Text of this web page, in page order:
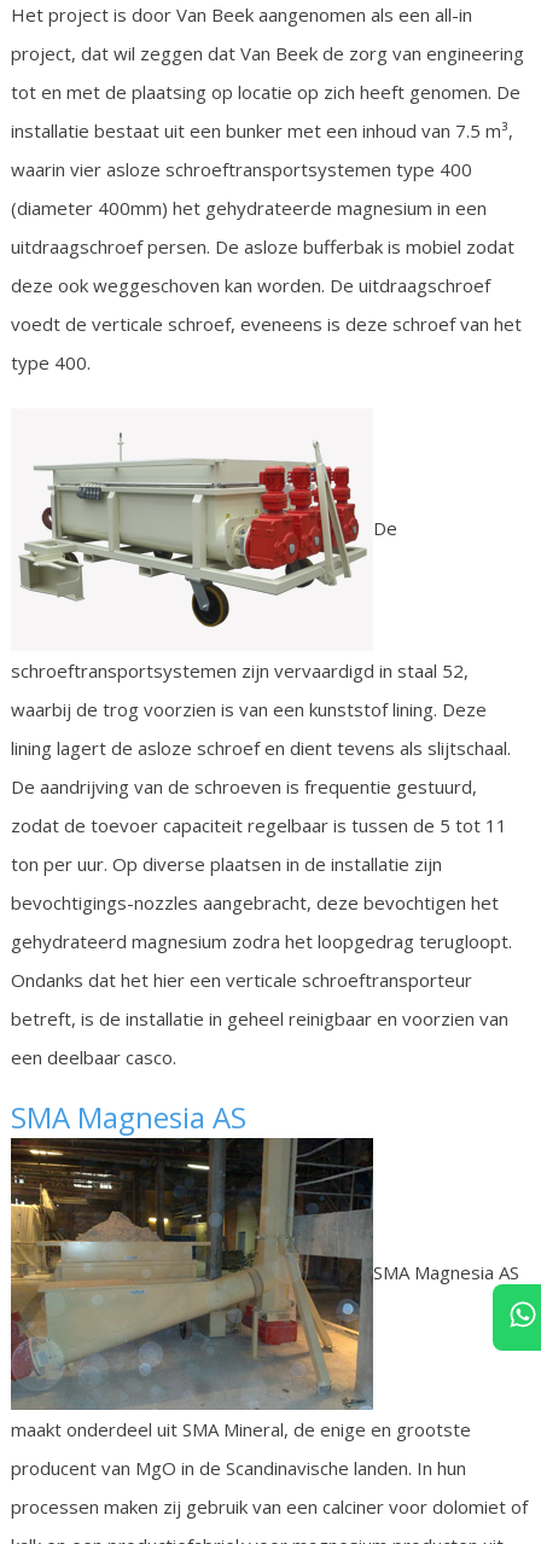
Het project is door Van Beek aangenomen als een all-in
project, dat wil zeggen dat Van Beek de zorg van engineering
tot en met de plaatsing op locatie op zich heeft genomen. De
installatie bestaat uit een bunker met een inhoud van 7.5 m³,
waarin vier asloze schroeftransportsystemen type 400
(diameter 400mm) het gehydrateerde magnesium in een
uitdraagschroef persen. De asloze bufferbak is mobiel zodat
deze ook weggeschoven kan worden. De uitdraagschroef
voedt de verticale schroef, eveneens is deze schroef van het
type 400.
De
schroeftransportsystemen zijn vervaardigd in staal 52,
waarbij de trog voorzien is van een kunststof lining. Deze
lining lagert de asloze schroef en dient tevens als slijtschaal.
De aandrijving van de schroeven is frequentie gestuurd,
zodat de toevoer capaciteit regelbaar is tussen de 5 tot 11
ton per uur. Op diverse plaatsen in de installatie zijn
bevochtigings-nozzles aangebracht, deze bevochtigen het
gehydrateerd magnesium zodra het loopgedrag terugloopt.
Ondanks dat het hier een verticale schroeftransporteur
betreft, is de installatie in geheel reinigbaar en voorzien van
een deelbaar casco.
SMA Magnesia AS
SMA Magnesia AS
maakt onderdeel uit SMA Mineral, de enige en grootste
producent van MgO in de Scandinavische landen. In hun
processen maken zij gebruik van een calciner voor dolomiet of